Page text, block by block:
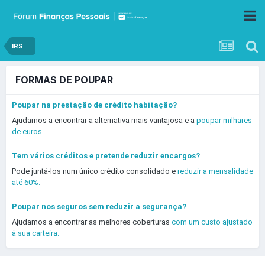
IRS
FORMAS DE POUPAR
Poupar na prestação de crédito habitação?
Ajudamos a encontrar a alternativa mais vantajosa e a poupar milhares
de euros.
Tem vários créditos e pretende reduzir encargos?
Pode juntá-los num único crédito consolidado e reduzir a mensalidade
até 60%.
Poupar nos seguros sem reduzir a segurança?
Ajudamos a encontrar as melhores coberturas com um custo ajustado
à sua carteira.